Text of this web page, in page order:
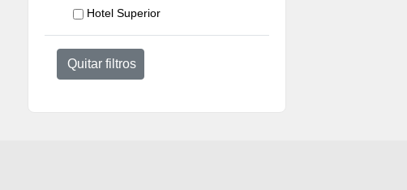
Hotel Superior
Quitar filtros